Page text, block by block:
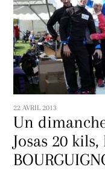
22 AVRIL 2013
Un
Josas 20